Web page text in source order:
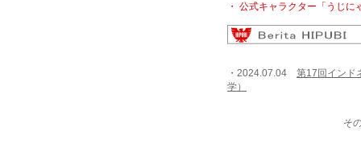
・ 公式キャラクター「うじに
・2024.07.04 第17回インド
学）
その他